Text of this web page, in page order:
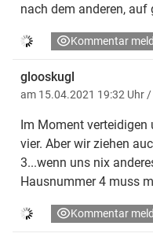
nach dem anderen, auf
Kommentar
glooskugl
am 15.04.2021 19:32 Uhr /
Im Moment verteidigen
vier. Aber wir ziehen
3...wenn uns nix
Hausnummer 4 muss
Kommentar